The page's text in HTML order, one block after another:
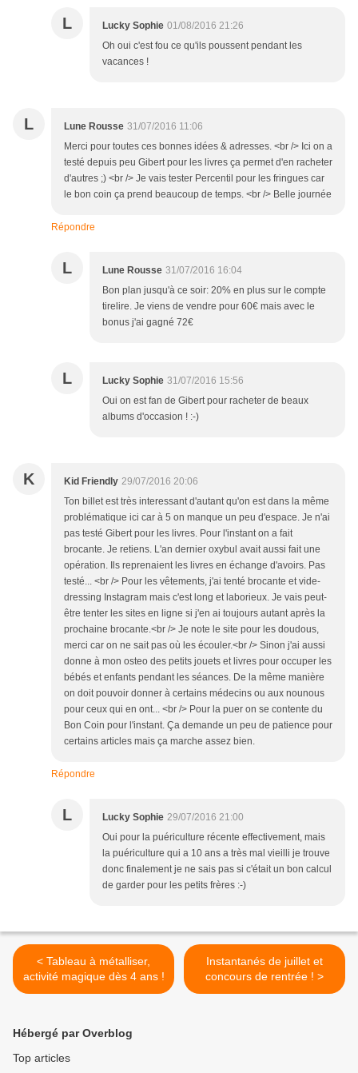
L Lucky Sophie 01/08/2016 21:26
Oh oui c'est fou ce qu'ils poussent pendant les
vacances !
L Lune Rousse 31/07/2016 11:06
Merci pour toutes ces bonnes idées & adresses. <br /> Ici on a
testé depuis peu Gibert pour les livres ça permet d'en racheter
d'autres ;) <br /> Je vais tester Percentil pour les fringues car
le bon coin ça prend beaucoup de temps. <br /> Belle journée
Répondre
L Lune Rousse 31/07/2016 16:04
Bon plan jusqu'à ce soir: 20% en plus sur le compte
tirelire. Je viens de vendre pour 60€ mais avec le
bonus j'ai gagné 72€
L Lucky Sophie 31/07/2016 15:56
Oui on est fan de Gibert pour racheter de beaux
albums d'occasion ! :-)
K Kid Friendly 29/07/2016 20:06
Ton billet est très interessant d'autant qu'on est dans la même
problématique ici car à 5 on manque un peu d'espace. Je n'ai
pas testé Gibert pour les livres. Pour l'instant on a fait
brocante. Je retiens. L'an dernier oxybul avait aussi fait une
opération. Ils reprenaient les livres en échange d'avoirs. Pas
testé... <br /> Pour les vêtements, j'ai tenté brocante et vide-
dressing Instagram mais c'est long et laborieux. Je vais peut-
être tenter les sites en ligne si j'en ai toujours autant après la
prochaine brocante.<br /> Je note le site pour les doudous,
merci car on ne sait pas où les écouler.<br /> Sinon j'ai aussi
donne à mon osteo des petits jouets et livres pour occuper les
bébés et enfants pendant les séances. De la même manière
on doit pouvoir donner à certains médecins ou aux nounous
pour ceux qui en ont... <br /> Pour la puer on se contente du
Bon Coin pour l'instant. Ça demande un peu de patience pour
certains articles mais ça marche assez bien.
Répondre
L Lucky Sophie 29/07/2016 21:00
Oui pour la puériculture récente effectivement, mais
la puériculture qui a 10 ans a très mal vieilli je trouve
donc finalement je ne sais pas si c'était un bon calcul
de garder pour les petits frères :-)
< Tableau à métalliser,
activité magique dès 4 ans !
Instantanés de juillet et
concours de rentrée ! >
Hébergé par Overblog
Top articles